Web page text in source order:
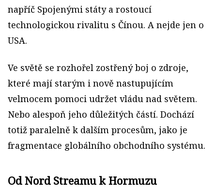
napříč Spojenými státy a rostoucí
technologickou rivalitu s Čínou. A nejde jen o
USA.
Ve světě se rozhořel zostřený boj o zdroje,
které mají starým i nově nastupujícím
velmocem pomoci udržet vládu nad světem.
Nebo alespoň jeho důležitých částí. Dochází
totiž paralelně k dalším procesům, jako je
fragmentace globálního obchodního systému.
Od Nord Streamu k Hormuzu